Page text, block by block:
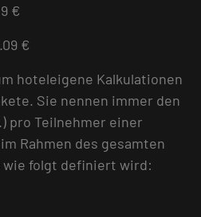
€
€
hoteleigene Kalkulationen
Sie nennen immer den
pro Teilnehmer einer
Rahmen des gesamten
folgt definiert wird: